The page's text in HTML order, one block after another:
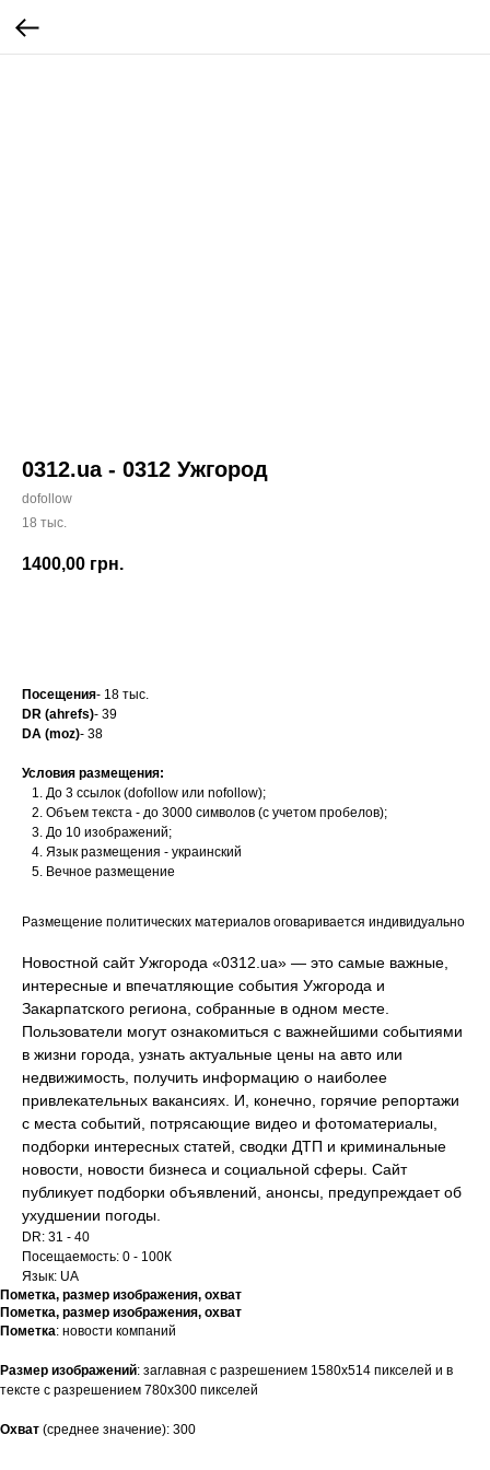
0312.ua - 0312 Ужгород
dofollow
18 тыс.
1400,00 грн.
Посещения- 18 тыс.
DR (ahrefs)- 39
DA (moz)- 38
Условия размещения:
До 3 ссылок (dofollow или nofollow);
Объем текста - до 3000 символов (с учетом пробелов);
До 10 изображений;
Язык размещения - украинский
Вечное размещение
Размещение политических материалов оговаривается индивидуально
Новостной сайт Ужгорода «0312.ua» — это самые важные,
интересные и впечатляющие события Ужгорода и
Закарпатского региона, собранные в одном месте.
Пользователи могут ознакомиться с важнейшими событиями
в жизни города, узнать актуальные цены на авто или
недвижимость, получить информацию о наиболее
привлекательных вакансиях. И, конечно, горячие репортажи
с места событий, потрясающие видео и фотоматериалы,
подборки интересных статей, сводки ДТП и криминальные
новости, новости бизнеса и социальной сферы. Сайт
публикует подборки объявлений, анонсы, предупреждает об
ухудшении погоды.
DR: 31 - 40
Посещаемость: 0 - 100К
Язык: UA
Пометка, размер изображения, охват
Пометка, размер изображения, охват
Пометка: новости компаний
Размер изображений: заглавная c разрешением 1580х514 пикселей и в
тексте с разрешением 780х300 пикселей
Охват (среднее значение): 300